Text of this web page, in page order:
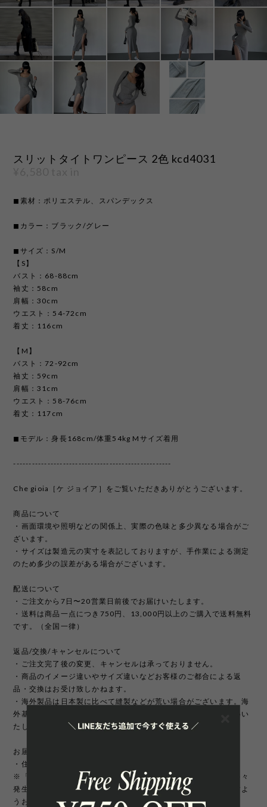
スリットタイトワンピース 2色 kcd4031
◼︎素材：ポリエステル、スパンデックス
◼︎カラー：ブラック/グレー
◼︎サイズ：S/M
【S】
バスト：68-88cm
袖丈：58cm
肩幅：30cm
ウエスト：54-72cm
着丈：116cm
【M】
バスト：72-92cm
袖丈：59cm
肩幅：31cm
ウエスト：58-76cm
着丈：117cm
◼︎モデル：身長168cm/体重54kg Mサイズ着用
---------------------------------------------------
Che gioia［ケ ジョイア］をご覧いただきありがとうございます。
商品について
・画面環境や照明などの関係上、実際の色味と多少異なる場合がご
ざいます。
・サイズは製造元の実寸を表記しておりますが、手作業による測定
のため多少の誤差がある場合がございます。
配送について
・ご注文から7日〜20営業日前後でお届けいたします。
・送料は商品一点につき750円、13,000円以上のご購入で送料無料
です。（全国一律）
返品/交換/キャンセルについて
・ご注文完了後の変更、キャンセルは承っておりません。
・商品のイメージ違いやサイズ違いなどお客様のご都合による返
品・交換はお受け致しかねます。
・海外製品は日本製に比べて縫製などが荒い場合がございます。海
外基準では返品対象になりませんのでご理解頂けますようお願いい
たします。
お届け先について
・住所変更には追加手数料が発生いたします。
※「町名・丁目番地・部屋番号」の住所不備による配送遅延が多々
発生しております。宛先を十分にご確認の上ご注文いただきますよ
うお願いいたします。